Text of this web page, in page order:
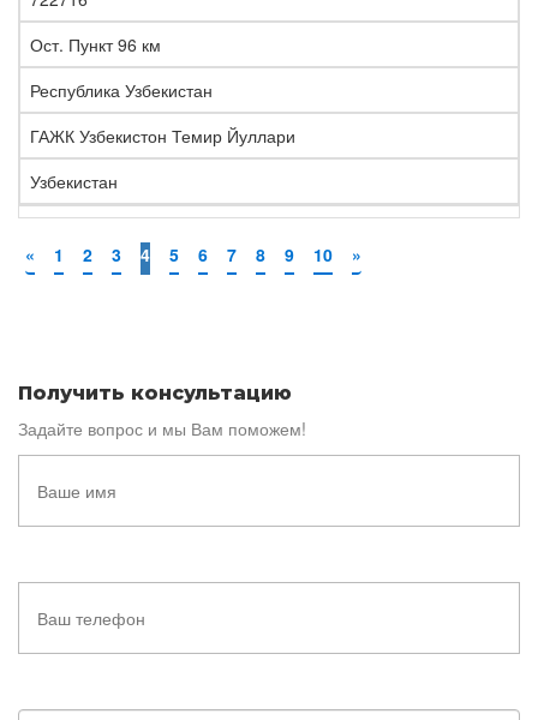
Ост. Пункт 96 км
Республика Узбекистан
ГАЖК Узбекистон Темир Йуллари
Узбекистан
« 1 2 3 4 5 6 7 8 9 10 »
Получить консультацию
Задайте вопрос и мы Вам поможем!